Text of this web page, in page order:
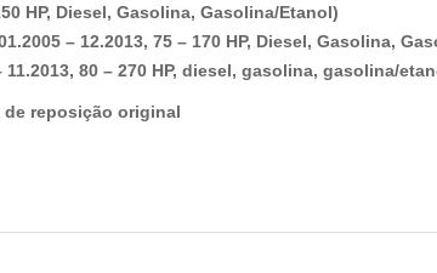
HP, Diesel, Gasolina, Gasolina/Etanol)
– 12.2013, 75 – 170 HP, Diesel, Gasolina,
80 – 270 HP, diesel, gasolina, gasolina/
de reposição original